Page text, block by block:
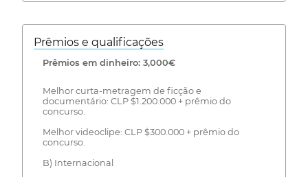
Prêmios e qualificações
Prêmios em dinheiro: 3,000€
Melhor curta-metragem de ficção e
documentário: CLP $1.200.000 + prêmio do
concurso.
Melhor videoclipe: CLP $300.000 + prêmio do
concurso.
B) Internacional